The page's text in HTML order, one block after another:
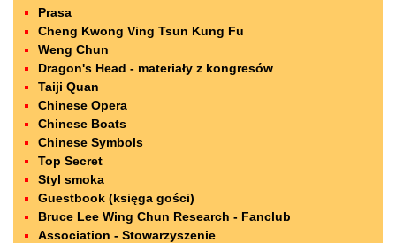
Prasa
Cheng Kwong Ving Tsun Kung Fu
Weng Chun
Dragon's Head - materiały z kongresów
Taiji Quan
Chinese Opera
Chinese Boats
Chinese Symbols
Top Secret
Styl smoka
Guestbook (księga gości)
Bruce Lee Wing Chun Research - Fanclub
Association - Stowarzyszenie